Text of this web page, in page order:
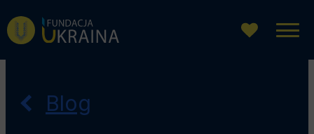
Przejdź
do
Przejdź
do
Przejdź
do
Blog